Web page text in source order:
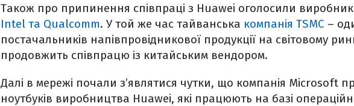
Також про припинення співпраці з Huawei оголосили
Intel та Qualcomm. У той же час тайванська компанія TSMC –
постачальників напівпровідникової продукції на світовому
продовжить співпрацю із китайським вендором.
Далі в мережі почали з’являтися чутки, що компанія Microsoft
ноутбуків виробництва Huawei, які працюють на базі